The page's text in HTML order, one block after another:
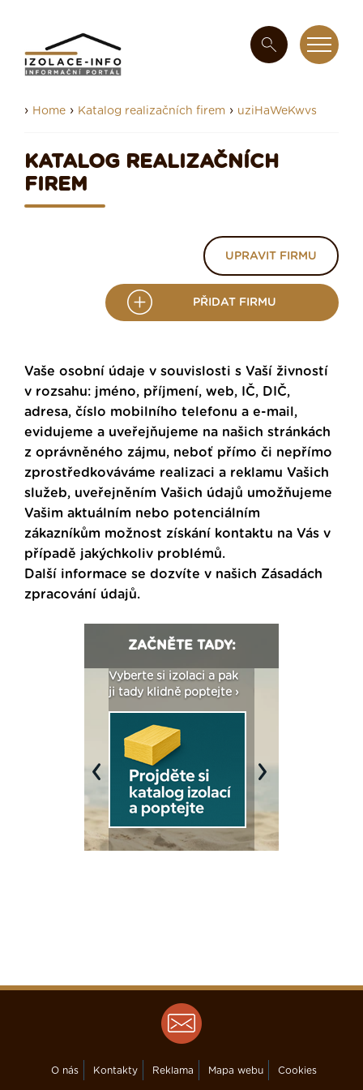
› Home › Katalog realizačních firem › uziHaWeKwvs
KATALOG REALIZAČNÍCH
FIREM
UPRAVIT FIRMU
PŘIDAT FIRMU
Vaše osobní údaje v souvislosti s Vaší živností
v rozsahu: jméno, příjmení, web, IČ, DIČ,
adresa, číslo mobilního telefonu a e-mail,
evidujeme a uveřejňujeme na našich stránkách
z oprávněného zájmu, neboť přímo či nepřímo
zprostředkováváme realizaci a reklamu Vašich
služeb, uveřejněním Vašich údajů umožňujeme
Vašim aktuálním nebo potenciálním
zákazníkům možnost získání kontaktu na Vás v
případě jakýchkoliv problémů.
Další informace se dozvíte v našich Zásadách
zpracování údajů.
ZAČNĚTE TADY:
Vyberte si izolaci a pak
ji tady klidně poptejte ›
Previous Next
O nás Kontakty Reklama Mapa webu Cookies